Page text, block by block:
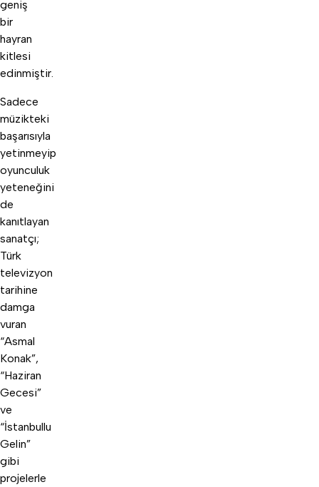
geniş
bir
hayran
kitlesi
edinmiştir.
Sadece
müzikteki
başarısıyla
yetinmeyip
oyunculuk
yeteneğini
de
kanıtlayan
sanatçı;
Türk
televizyon
tarihine
damga
vuran
“Asmal
Konak”,
“Haziran
Gecesi”
ve
“İstanbullu
Gelin”
gibi
projelerle